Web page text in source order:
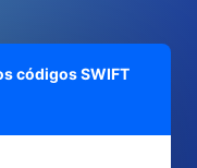
códigos SWIFT